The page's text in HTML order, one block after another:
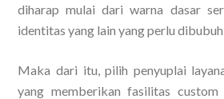
diharap mulai dari warna dasar
identitas yang lain yang perlu
Maka dari itu, pilih penyuplai
yang memberikan fasilitas custom